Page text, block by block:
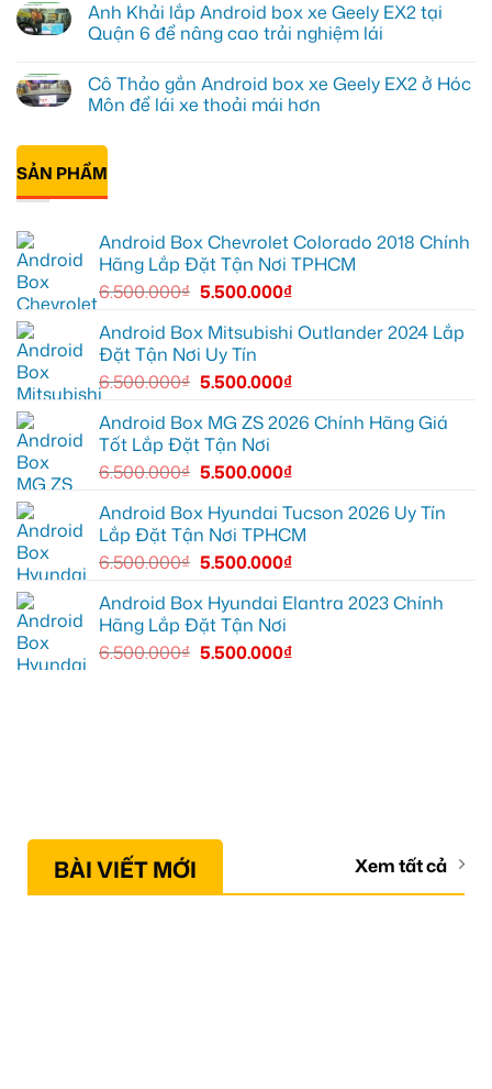
tô
Suzuki
XL7
12
để
ghi
cung
đường
lắp
Android
Box
EX2
tại
Quận
xem
Youtube
bình
luận
ở
lắp
Android
box
EX2
tại
Quận
Gò
xem
YouTube
dẫn
đường
Anh Khải lắp Android box xe Geely EX2 tại
Quận 6 để nâng cao trải nghiệm lái
bình
luận
ở
Android
box
xe
tại
Quận
nâng
cao
trải
nghiệm
lái
Cô Thảo gắn Android box xe Geely EX2 ở Hóc
Môn để lái xe thoải mái hơn
có
luận
ở
Cô
Android
box
Geely
EX2
ở
Hóc
Môn
để
xe
thoải
mái
hơn
SẢN PHẨM
Android Box Chevrolet Colorado 2018 Chính
Hãng Lắp Đặt Tận Nơi TPHCM
6.500.000₫ 5.500.000₫
Android Box Mitsubishi Outlander 2024 Lắp
Đặt Tận Nơi Uy Tín
6.500.000₫ 5.500.000₫
Android Box MG ZS 2026 Chính Hãng Giá
Tốt Lắp Đặt Tận Nơi
6.500.000₫ 5.500.000₫
Android Box Hyundai Tucson 2026 Uy Tín
Lắp Đặt Tận Nơi TPHCM
6.500.000₫ 5.500.000₫
Android Box Hyundai Elantra 2023 Chính
Hãng Lắp Đặt Tận Nơi
6.500.000₫ 5.500.000₫
BÀI VIẾT MỚI Xem tất cả